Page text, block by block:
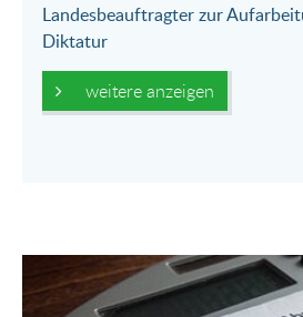
Landesbeauftragter zur
Diktatur
weitere anzeigen